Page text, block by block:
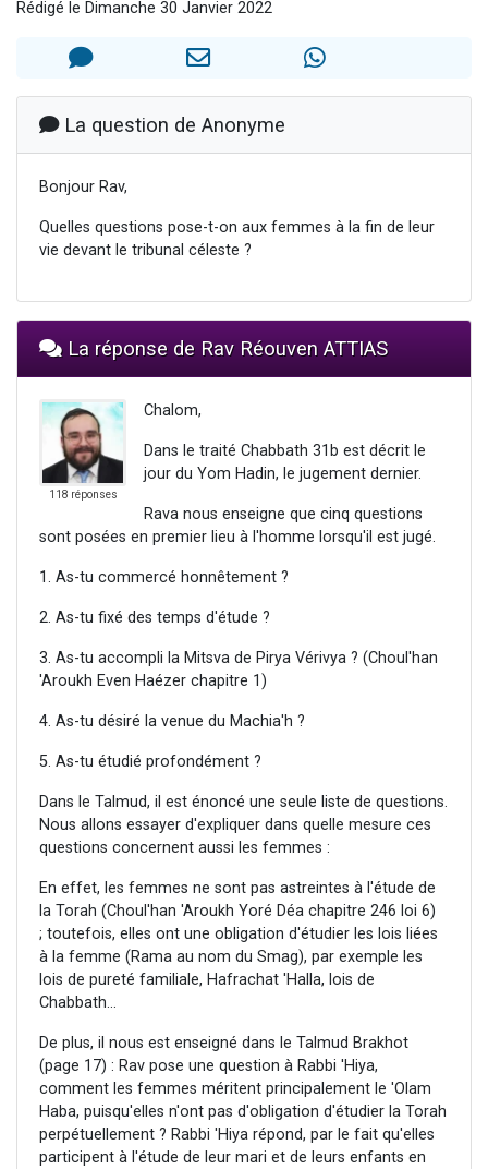
Il reste 49 places pour étudier en groupe sur Zoom
Nathaniel vient de donner son Maasser
4 personnes viennent de nous rejoindre sur WhatsApp
Rédigé le Dimanche 30 Janvier 2022
La question de Anonyme
Bonjour Rav,
Quelles questions pose-t-on aux femmes à la fin de leur
vie devant le tribunal céleste ?
La réponse de Rav Réouven ATTIAS
118 réponses
Chalom,
Dans le traité Chabbath 31b est décrit le
jour du Yom Hadin, le jugement dernier.
Rava nous enseigne que cinq questions
sont posées en premier lieu à l'homme lorsqu'il est jugé.
1. As-tu commercé honnêtement ?
2. As-tu fixé des temps d'étude ?
3. As-tu accompli la Mitsva de Pirya Vérivya ? (Choul'han
'Aroukh Even Haézer chapitre 1)
4. As-tu désiré la venue du Machia'h ?
5. As-tu étudié profondément ?
Dans le Talmud, il est énoncé une seule liste de questions.
Nous allons essayer d'expliquer dans quelle mesure ces
questions concernent aussi les femmes :
En effet, les femmes ne sont pas astreintes à l'étude de
la Torah (Choul'han 'Aroukh Yoré Déa chapitre 246 loi 6)
; toutefois, elles ont une obligation d'étudier les lois liées
à la femme (Rama au nom du Smag), par exemple les
lois de pureté familiale, Hafrachat 'Halla, lois de
Chabbath…
De plus, il nous est enseigné dans le Talmud Brakhot
(page 17) : Rav pose une question à Rabbi 'Hiya,
comment les femmes méritent principalement le 'Olam
Haba, puisqu'elles n'ont pas d'obligation d'étudier la Torah
perpétuellement ? Rabbi 'Hiya répond, par le fait qu'elles
participent à l'étude de leur mari et de leurs enfants en